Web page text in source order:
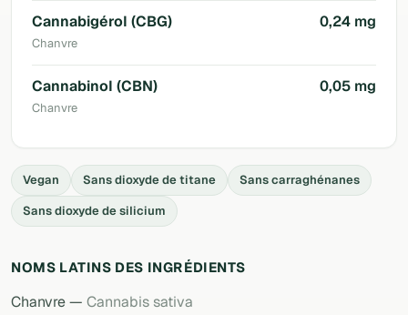
Cannabigérol (CBG)
Chanvre
0,24 mg
Cannabinol (CBN)
Chanvre
0,05 mg
Vegan Sans dioxyde de titane
Sans carraghénanes
Sans dioxyde de silicium
NOMS LATINS DES INGRÉDIENTS
Chanvre — Cannabis sativa